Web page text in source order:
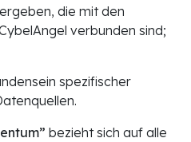
die mit den
verbunden sind;
spezifischer
bezieht sich auf alle